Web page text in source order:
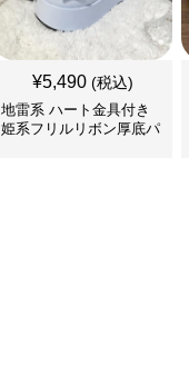
¥5,490 (税込)
地雷系 ハート金具付き
姫系フリルリボン厚底パ